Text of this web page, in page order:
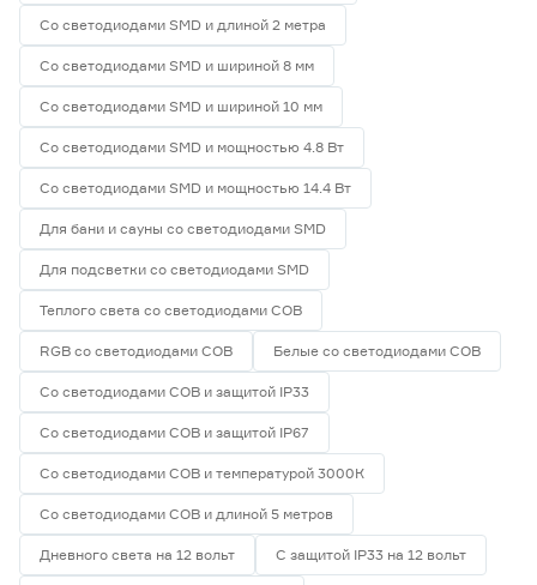
Со светодиодами SMD и длиной 2 метра
Со светодиодами SMD и шириной 8 мм
Со светодиодами SMD и шириной 10 мм
Со светодиодами SMD и мощностью 4.8 Вт
Со светодиодами SMD и мощностью 14.4 Вт
Для бани и сауны со светодиодами SMD
Для подсветки со светодиодами SMD
Теплого света со светодиодами СОВ
RGB со светодиодами СОВ Белые со светодиодами СОВ
Со светодиодами СОВ и защитой IP33
Со светодиодами СОВ и защитой IP67
Со светодиодами СОВ и температурой 3000К
Со светодиодами СОВ и длиной 5 метров
Дневного света на 12 вольт С защитой IP33 на 12 вольт